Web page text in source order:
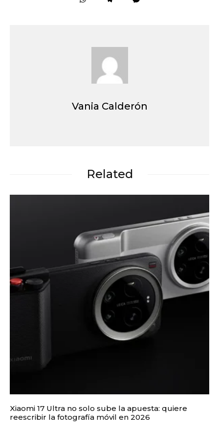
Vania Calderón
Related
Xiaomi 17 Ultra no solo sube la apuesta: quiere
reescribir la fotografía móvil en 2026